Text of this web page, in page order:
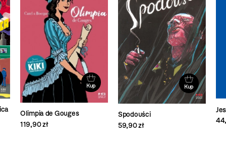
Kup
Olimpia de Gouges
119,90 zł
Kup
Spodouści
59,90 zł